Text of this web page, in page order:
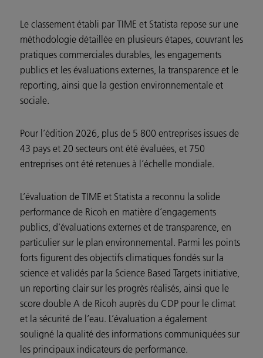
Le classement établi par TIME et Statista repose sur une
méthodologie détaillée en plusieurs étapes, couvrant les
pratiques commerciales durables, les engagements
publics et les évaluations externes, la transparence et le
reporting, ainsi que la gestion environnementale et
sociale.
Pour l’édition 2026, plus de 5 800 entreprises issues de
43 pays et 20 secteurs ont été évaluées, et 750
entreprises ont été retenues à l’échelle mondiale.
L’évaluation de TIME et Statista a reconnu la solide
performance de Ricoh en matière d’engagements
publics, d’évaluations externes et de transparence, en
particulier sur le plan environnemental. Parmi les points
forts figurent des objectifs climatiques fondés sur la
science et validés par la Science Based Targets initiative,
un reporting clair sur les progrès réalisés, ainsi que le
score double A de Ricoh auprès du CDP pour le climat
et la sécurité de l’eau. L’évaluation a également
souligné la qualité des informations communiquées sur
les principaux indicateurs de performance.